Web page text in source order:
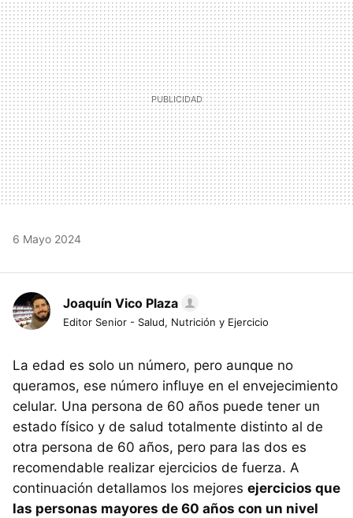
MAIL
6 Mayo 2024
Joaquín Vico Plaza
Editor Senior - Salud, Nutrición y Ejercicio
La edad es solo un número, pero aunque no
queramos, ese número influye en el envejecimiento
celular. Una persona de 60 años puede tener un
estado físico y de salud totalmente distinto al de
otra persona de 60 años, pero para las dos es
recomendable realizar ejercicios de fuerza. A
continuación detallamos los mejores ejercicios que
las personas mayores de 60 años con un nivel